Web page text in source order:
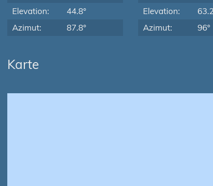
Elevation:
44.8°
Azimut:
87.8°
Elevation:
Azimut:
96°
Karte